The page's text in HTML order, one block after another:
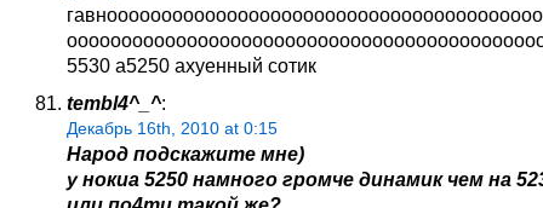
5530 а5250 ахуенный сотик
tembl4^_^:
Декабрь 16th, 2010 at 0:15
Народ подскажите мне)
у нокиа 5250 намного громче динамик чем на